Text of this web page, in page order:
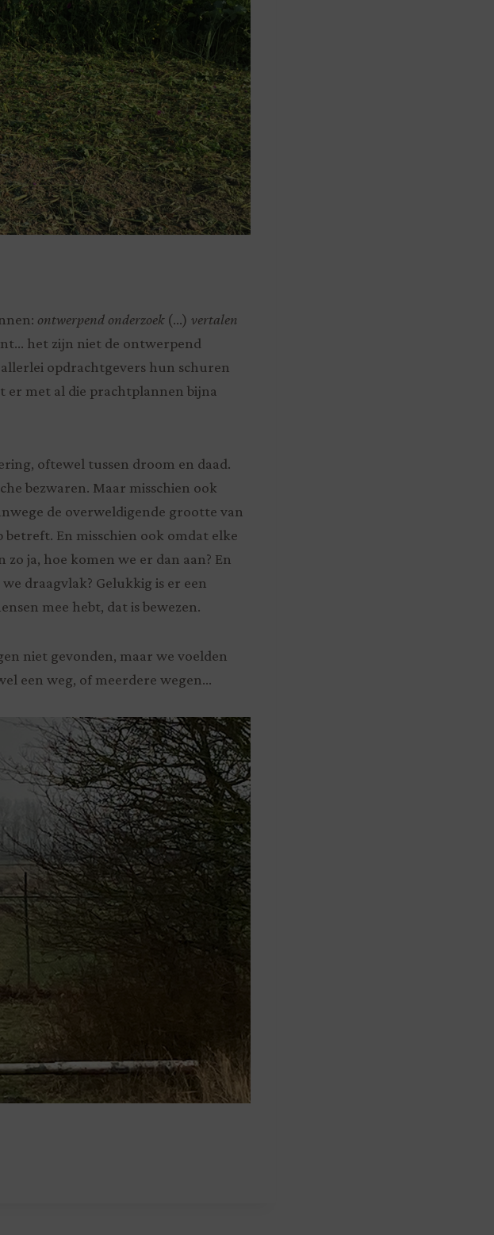
ontwerpend onderzoek(…) vertalen
het zijn niet de ontwerpend
opdrachtgevers hun schuren
er met al die prachtplannen bijna
oftewel tussen droom en daad.
bezwaren. Maar misschien ook
de overweldigende grootte van
En misschien ook omdat elke
ja, hoe komen we er dan aan? En
draagvlak? Gelukkig is er een
mee hebt, dat is bewezen.
niet gevonden, maar we voelden
een weg, of meerdere wegen…